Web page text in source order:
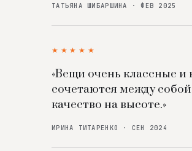
ТАТЬЯНА ШИБАРШИНА · ФЕВ 2025
★★★★★
«Вещи очень классные и
сочетаются между
качество на высоте.»
ИРИНА ТИТАРЕНКО · СЕН 2024